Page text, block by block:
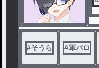
#そうら #軍パロ